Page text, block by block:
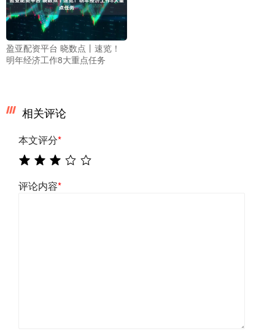
盈亚配资平台 晓数点丨速览！
明年经济工作8大重点任务
相关评论
本文评分*
评论内容*